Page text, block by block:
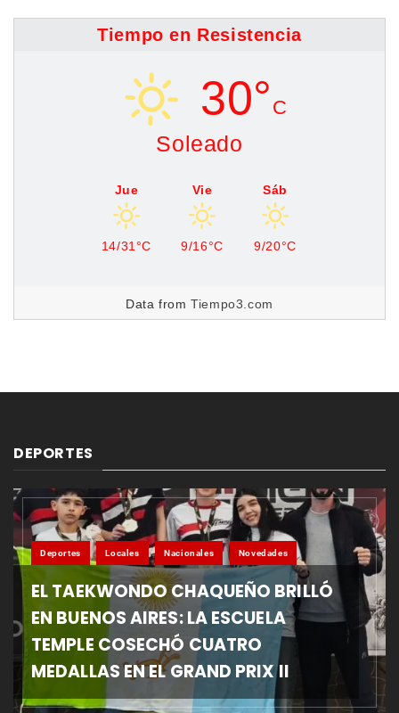
Tiempo en Resistencia
30° C
Soleado
Jue
14/31°C
Vie
9/16°C
Sáb
9/20°C
Data fromTiempo3.com
DEPORTES
Deportes Locales Nacionales Novedades
EL TAEKWONDO CHAQUEÑO BRILLÓ
EN BUENOS AIRES: LA ESCUELA
TEMPLE COSECHÓ CUATRO
MEDALLAS EN EL GRAND PRIX II